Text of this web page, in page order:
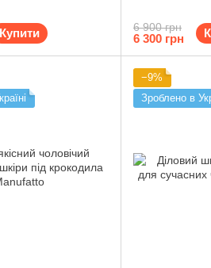
Купити 6 900 грн
6 300 грн
−9%
Зроблено в